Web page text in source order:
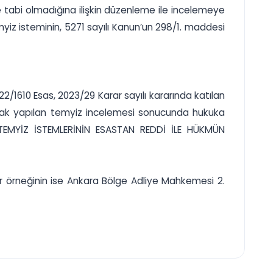
olmadığına ilişkin düzenleme ile incelemeye
isteminin, 5271 sayılı Kanun’un 298/1. maddesi
Esas, 2023/29 Karar sayılı kararında katılan
yapılan temyiz incelemesi sonucunda hukuka
İSTEMLERİNİN ESASTAN REDDİ İLE HÜKMÜN
örneğinin ise Ankara Bölge Adliye Mahkemesi 2.